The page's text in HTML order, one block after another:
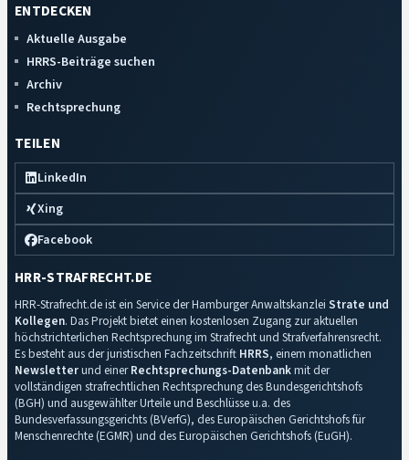
ENTDECKEN
Aktuelle Ausgabe
HRRS-Beiträge suchen
Archiv
Rechtsprechung
TEILEN
LinkedIn
Xing
Facebook
HRR-STRAFRECHT.DE
HRR-Strafrecht.de ist ein Service der Hamburger Anwaltskanzlei Strate und
Kollegen. Das Projekt bietet einen kostenlosen Zugang zur aktuellen
höchstrichterlichen Rechtsprechung im Strafrecht und Strafverfahrensrecht.
Es besteht aus der juristischen Fachzeitschrift HRRS, einem monatlichen
Newsletterund einerRechtsprechungs-Datenbankmit der
vollständigen strafrechtlichen Rechtsprechung des Bundesgerichtshofs
(BGH) und ausgewählter Urteile und Beschlüsse u.a. des
Bundesverfassungsgerichts (BVerfG), des Europäischen Gerichtshofs für
Menschenrechte (EGMR) und des Europäischen Gerichtshofs (EuGH).